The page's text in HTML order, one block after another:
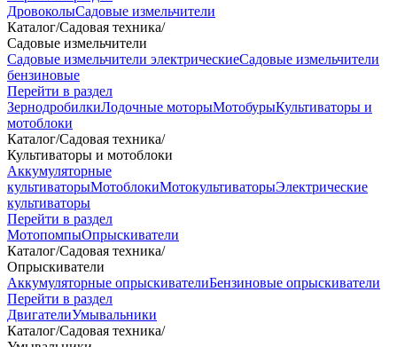
ДровоколыСадовые измельчители
Каталог/Садовая техника/
Садовые измельчители
Садовые измельчители электрическиеСадовые измельчители
бензиновые
Перейти в раздел
ЗернодробилкиЛодочные моторыМотобурыКультиваторы и
мотоблоки
Каталог/Садовая техника/
Культиваторы и мотоблоки
Аккумуляторные
культиваторыМотоблокиМотокультиваторыЭлектрические
культиваторы
Перейти в раздел
МотопомпыОпрыскиватели
Каталог/Садовая техника/
Опрыскиватели
Аккумуляторные опрыскивателиБензиновые опрыскиватели
Перейти в раздел
ДвигателиУмывальники
Каталог/Садовая техника/